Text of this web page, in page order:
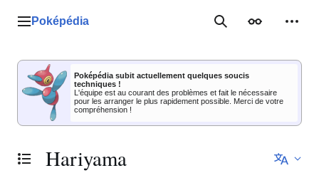
Menu principal
Poképédia RechercherApparence
Poképédia subit actuellement quelques soucis
techniques !
L'équipe est au courant des problèmes et fait le nécessaire
pour les arranger le plus rapidement possible. Merci de votre
compréhension !
Basculer la table des matières
Hariyama